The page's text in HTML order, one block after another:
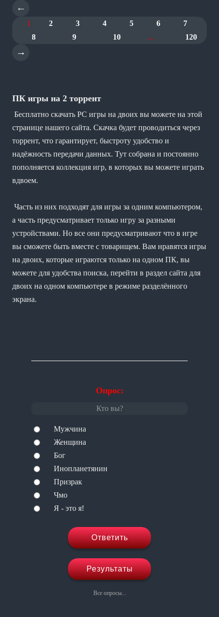
Опрос:
Кто вы?
Мужчина
Женщина
Бог
Инопланетянин
Призрак
Чмо
Я - это я!
Ответить
Результаты
Все опросы...
←
1 2 3 4 5 6
7
8
9 10 ... 120
→
ПК игры на 2 торрент
Бесплатно скачать PC игры на двоих вы можете на этой
странице нашего сайта. Скачка будет проводиться через
торрент, что гарантирует, быстроту удобство и
надёжность передачи данных. Тут собрана и постоянно
пополняется коллекция игр, в которых вы можете играть
вдвоем.
Часть из них подходят для игры за одним компьютером,
а часть предусматривает только игру за разными
устройствами. Но все они предусматривают что в игре
вы сможете быть вместе с товарищем. Вам нравятся игры
на двоих, которые играются только на одном ПК, вы
можете для удобства поиска, перейти в раздел сайта для
двоих на одном компьютере в режиме разделённого
экрана.